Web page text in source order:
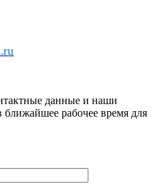
данные и наши
рабочее время для